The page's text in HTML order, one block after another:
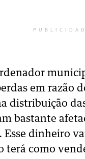
em razão
distribuição
bastante
dinheiro
como